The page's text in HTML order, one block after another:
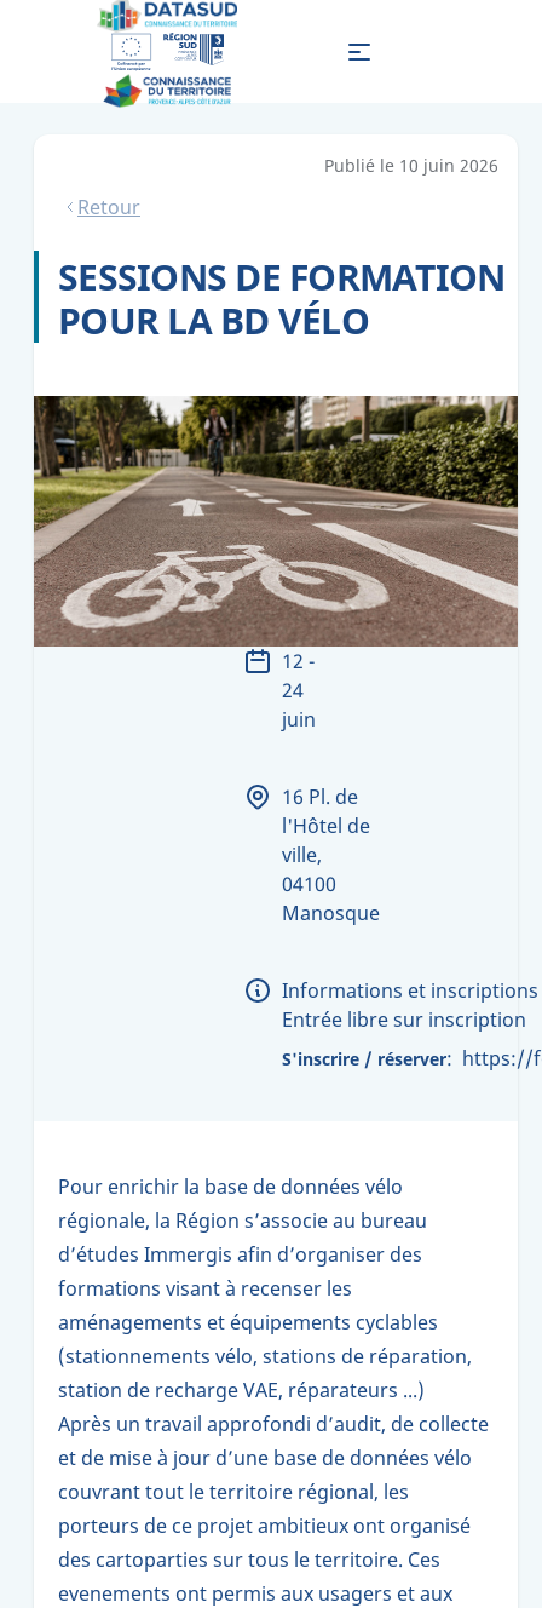
Retour
SESSIONS DE FORMATION
POUR LA BD VÉLO
Publié le 10 juin 2026
12 -
24
juin
16 Pl. de
l'Hôtel de
ville,
04100
Manosque
Informations et inscriptions
Entrée libre sur inscription
S'inscrire / réserver: https://forms.cloud.microsoft/pages/
Pour enrichir la base de données vélo
régionale, la Région s’associe au bureau
d’études Immergis afin d’organiser des
formations visant à recenser les
aménagements et équipements cyclables
(stationnements vélo, stations de réparation,
station de recharge VAE, réparateurs ...)
Après un travail approfondi d’audit, de collecte
et de mise à jour d’une base de données vélo
couvrant tout le territoire régional, les
porteurs de ce projet ambitieux ont organisé
des cartoparties sur tous le territoire. Ces
evenements ont permis aux usagers et aux